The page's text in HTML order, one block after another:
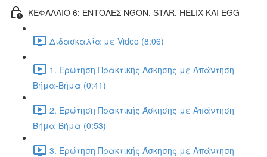
ΚΕΦΑΛΑΙΟ 6: ΕΝΤΟΛΕΣ NGON, STAR, HELIX ΚΑΙ EGG
Διδασκαλία με Video (8:06)
1. Ερώτηση Πρακτικής Άσκησης με Απάντηση
Βήμα-Βήμα (0:41)
2. Ερώτηση Πρακτικής Άσκησης με Απάντηση
Βήμα-Βήμα (0:53)
3. Ερώτηση Πρακτικής Άσκησης με Απάντηση